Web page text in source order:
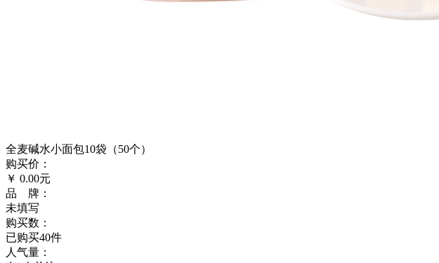
全麦碱水小面包10袋（50个）
购买价：
￥ 0.00元
品 牌：
未填写
购买数：
已购买40件
人气量：